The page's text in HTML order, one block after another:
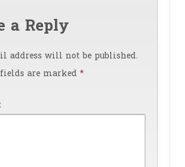
a Reply
address will not be published.
are marked *